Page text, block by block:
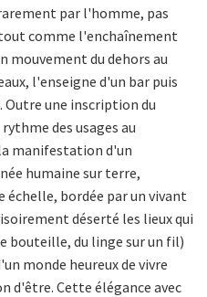
par l'homme, pas
comme l'enchaînement
mouvement du dehors au
l'enseigne d'un bar puis
une inscription du
des usages au
manifestation d'un
humaine sur terre,
échelle, bordée par un vivant
déserté les lieux qui
bouteille, du linge sur un fil)
monde heureux de vivre
d'être. Cette élégance avec